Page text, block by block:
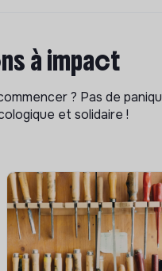
à impact
? Pas de
et solidaire !